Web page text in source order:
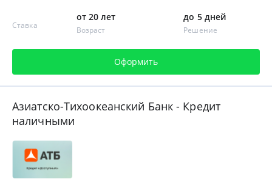
Ставка
от 20 лет
Возраст
до 5 дней
Решение
Оформить
Азиатско-Тихоокеанский Банк - Кредит
наличными